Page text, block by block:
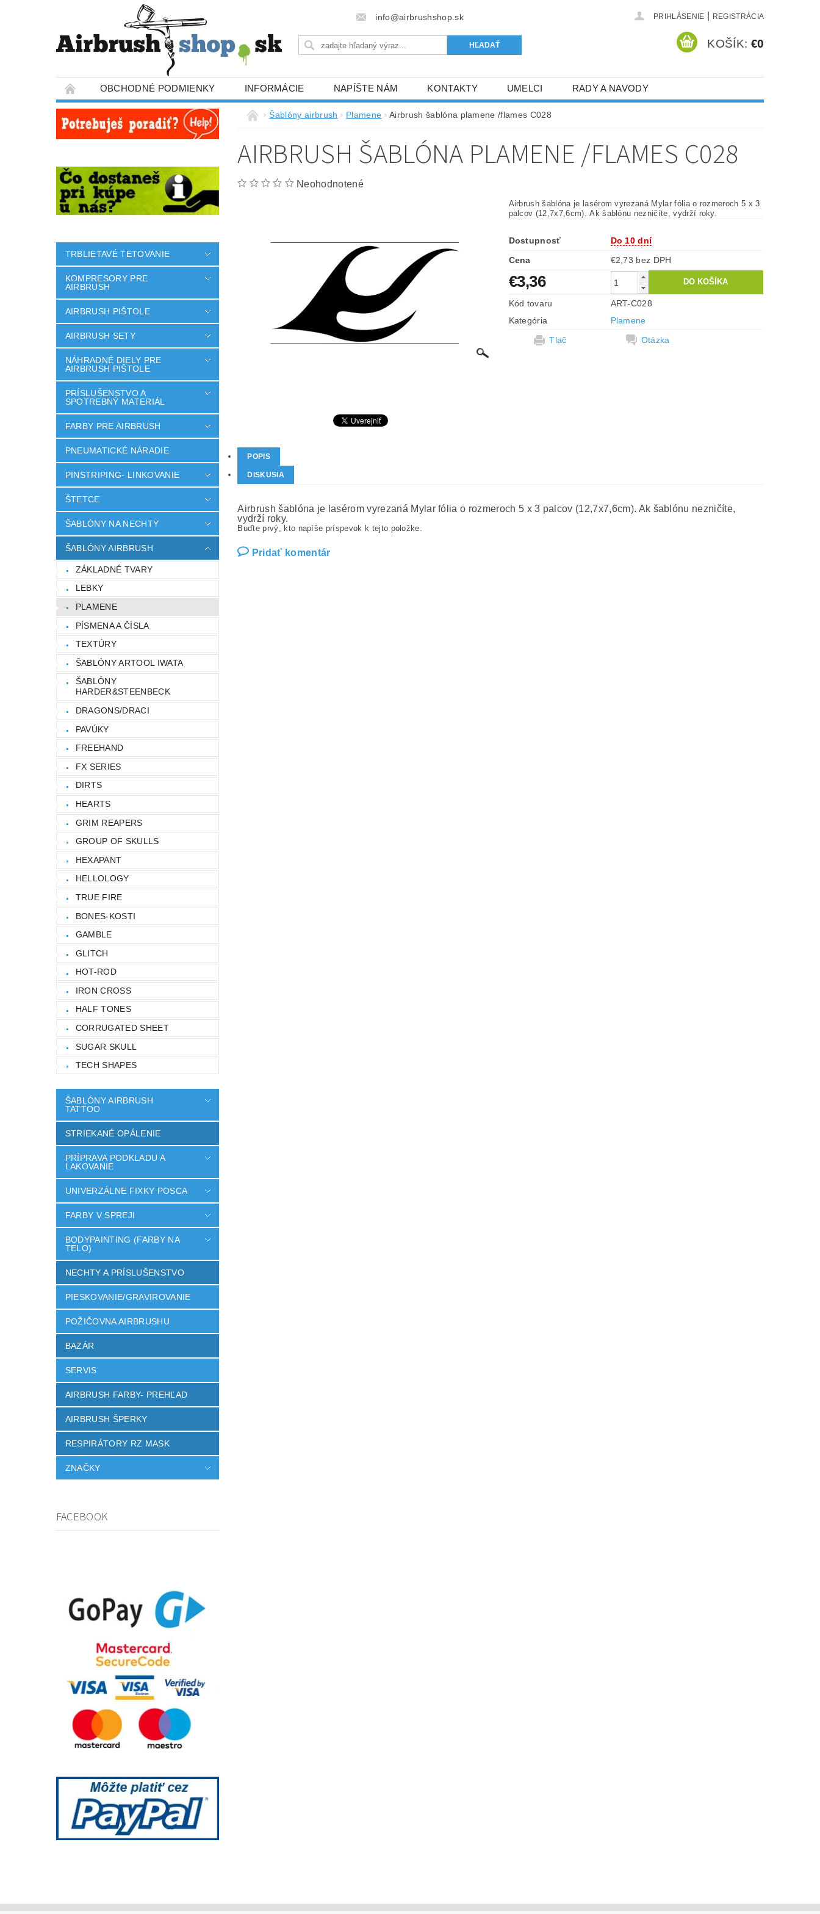
info@airbrushshop.sk PRIHLÁSENIE REGISTRÁCIA
KOŠÍK: €0
OBCHODNÉ PODMIENKY INFORMÁCIE NAPÍŠTE NÁM KONTAKTY UMELCI RADY A NAVODY
TRBLIETAVÉ TETOVANIE
KOMPRESORY PRE
AIRBRUSH
AIRBRUSH PIŠTOLE
AIRBRUSH SETY
NÁHRADNÉ DIELY PRE
AIRBRUSH PIŠTOLE
PRÍSLUŠENSTVO A
SPOTREBNÝ MATERIÁL
FARBY PRE AIRBRUSH
PNEUMATICKÉ NÁRADIE
PINSTRIPING- LINKOVANIE
ŠTETCE
ŠABLÓNY NA NECHTY
ŠABLÓNY AIRBRUSH
ZÁKLADNÉ TVARY
LEBKY
PLAMENE
PÍSMENA A ČÍSLA
TEXTÚRY
ŠABLÓNY ARTOOL IWATA
ŠABLÓNY
HARDER&STEENBECK
DRAGONS/DRACI
PAVÚKY
FREEHAND
FX SERIES
DIRTS
HEARTS
GRIM REAPERS
GROUP OF SKULLS
HEXAPANT
HELLOLOGY
TRUE FIRE
BONES-KOSTI
GAMBLE
GLITCH
HOT-ROD
IRON CROSS
HALF TONES
CORRUGATED SHEET
SUGAR SKULL
TECH SHAPES
ŠABLÓNY AIRBRUSH
TATTOO
STRIEKANÉ OPÁLENIE
PRÍPRAVA PODKLADU A
LAKOVANIE
UNIVERZÁLNE FIXKY POSCA
FARBY V SPREJI
BODYPAINTING (FARBY NA
TELO)
NECHTY A PRÍSLUŠENSTVO
PIESKOVANIE/GRAVIROVANIE
POŽIČOVNA AIRBRUSHU
BAZÁR
SERVIS
AIRBRUSH FARBY- PREHĽAD
AIRBRUSH ŠPERKY
RESPIRÁTORY RZ MASK
ZNAČKY
FACEBOOK
Šablóny airbrush Plamene Airbrush šablóna plamene /flames C028
AIRBRUSH ŠABLÓNA PLAMENE /FLAMES C028
Neohodnotené
Airbrush šablóna je lasérom vyrezaná Mylar fólia o rozmeroch 5 x 3
palcov (12,7x7,6cm). Ak šablónu nezničíte, vydrží roky.
Dostupnosť
Do 10 dní
Cena
€2,73 bez DPH
€3,36
Kód tovaru
ART-C028
Kategória
Plamene
Tlač
Otázka
POPIS
DISKUSIA
Airbrush šablóna je lasérom vyrezaná Mylar fólia o rozmeroch 5 x 3 palcov (12,7x7,6cm). Ak šablónu nezničíte,
vydrží roky.
Buďte prvý, kto napíše príspevok k tejto položke.
Pridať komentár